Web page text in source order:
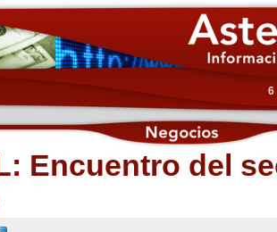
6
Encuentro del